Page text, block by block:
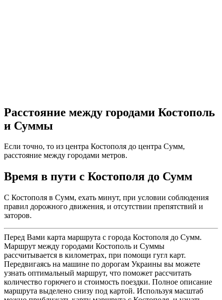
Расстояние между городами Костополь
и Суммы
Если точно, то из центра Костополя до центра Сумм,
расстояние между городами метров.
Время в пути с Костополя до Сумм
С Костополя в Сумм, ехать минут, при условии соблюдения
правил дорожного движения, и отсутствии препятствий и
заторов.
Перед Вами карта маршрута с города Костополя до Сумм.
Маршрут между городами Костополь и Суммы
рассчитывается в километрах, при помощи гугл карт.
Передвигаясь на машине по дорогам Украины вы можете
узнать оптимальный маршрут, что поможет рассчитать
количество горючего и стоимость поездки. Полное описание
маршрута выделено снизу под картой. Используя масштаб